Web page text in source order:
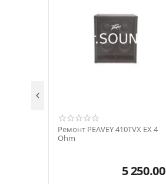
Ремонт PEAVEY 410TVX EX 4
Ohm
5 250.00
